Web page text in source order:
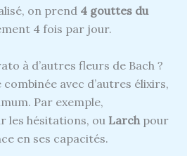
on prend 4 gouttes du
4 fois par jour.
à d’autres fleurs de Bach ?
avec d’autres élixirs,
Par exemple,
les hésitations, ou Larch pour
en ses capacités.